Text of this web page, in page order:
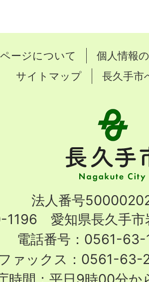
ージについて
個人情報
サイトマップ
長久手市
手
市
City
法人番号
1196 愛知県長久手市
電話番号：0561-63-
ァックス：0561-63-